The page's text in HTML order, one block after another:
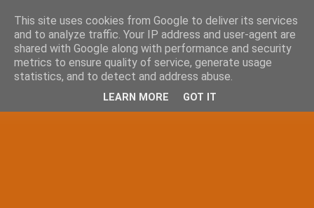
This site uses cookies from Google to deliver its services
and to analyze traffic. Your IP address and user-agent are
shared with Google along with performance and security
metrics to ensure quality of service, generate usage
statistics, and to detect and address abuse.
LEARN MORE GOT IT